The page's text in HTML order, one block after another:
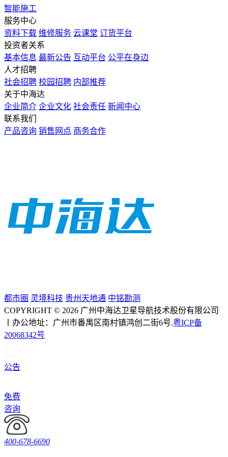
智能施工
服务中心
资料下载 维修服务 云课堂 订货平台
投资者关系
基本信息 最新公告 互动平台 公平在身边
人才招聘
社会招聘 校园招聘 内部推荐
关于中海达
企业简介 企业文化 社会责任 新闻中心
联系我们
产品咨询 销售网点 商务合作
都市圈 灵境科技 贵州天地通 中铭勘测
COPYRIGHT © 2026 广州中海达卫星导航技术股份有限公司
丨办公地址：广州市番禺区南村镇鸿创二街6号.粤ICP备
20068342号
公告
免费
咨询
400-678-6690